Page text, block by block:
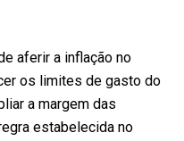
aferir a inflação no
os limites de gasto do
a margem das
estabelecida no